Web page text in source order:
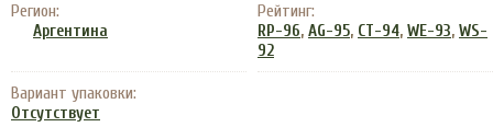
Регион:
Аргентина
Рейтинг:
RP-96, AG-95, CT-94, WE-93, WS-
92
Вариант упаковки:
Отсутствует